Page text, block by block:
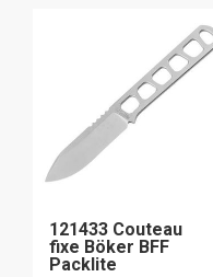
121433 Couteau
fixe Böker BFF
Packlite